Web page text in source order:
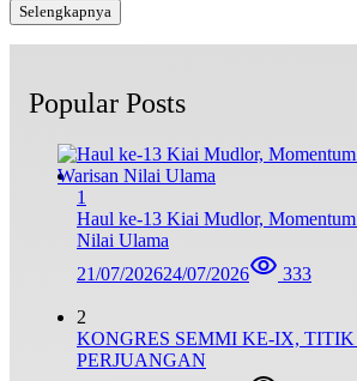
Selengkapnya
Popular Posts
1
Haul ke-13 Kiai Mudlor, Momentum
Nilai Ulama
21/07/202624/07/2026 333
2
KONGRES SEMMI KE-IX,
PERJUANGAN